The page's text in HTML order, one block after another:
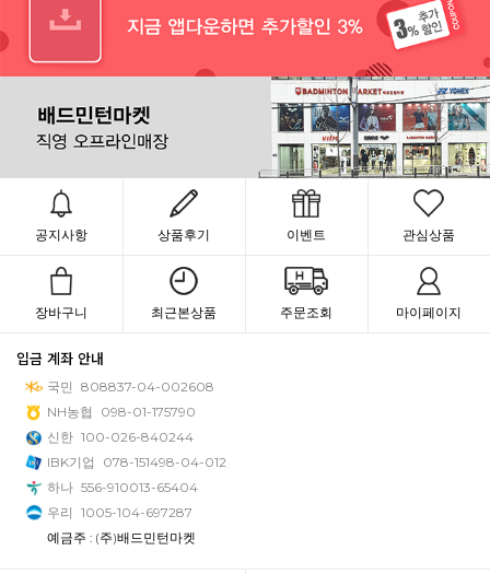
공지사항 상품후기 이벤트 관심상품
장바구니 최근본상품 주문조회 마이페이지
입금 계좌 안내
국민 808837-04-002608
NH농협
098-01-175790
신한 100-026-840244
IBK기업
078-151498-04-012
하나 556-910013-65404
우리 1005-104-697287
예금주 : (주)배드민턴마켓